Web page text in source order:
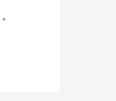
*